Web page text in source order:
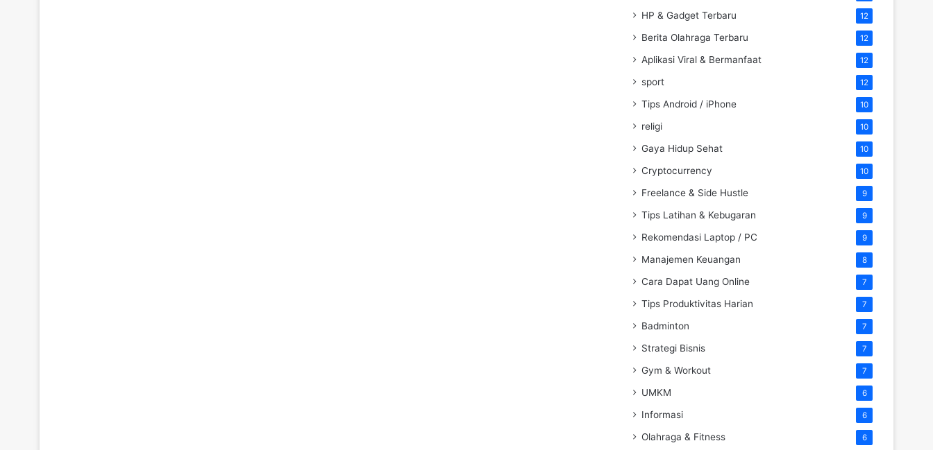
HP & Gadget Terbaru 12
Berita Olahraga Terbaru 12
Aplikasi Viral & Bermanfaat 12
sport 12
Tips Android / iPhone 10
religi 10
Gaya Hidup Sehat 10
Cryptocurrency 10
Freelance & Side Hustle 9
Tips Latihan & Kebugaran 9
Rekomendasi Laptop / PC 9
Manajemen Keuangan 8
Cara Dapat Uang Online 7
Tips Produktivitas Harian 7
Badminton 7
Strategi Bisnis 7
Gym & Workout 7
UMKM 6
Informasi 6
Olahraga & Fitness 6